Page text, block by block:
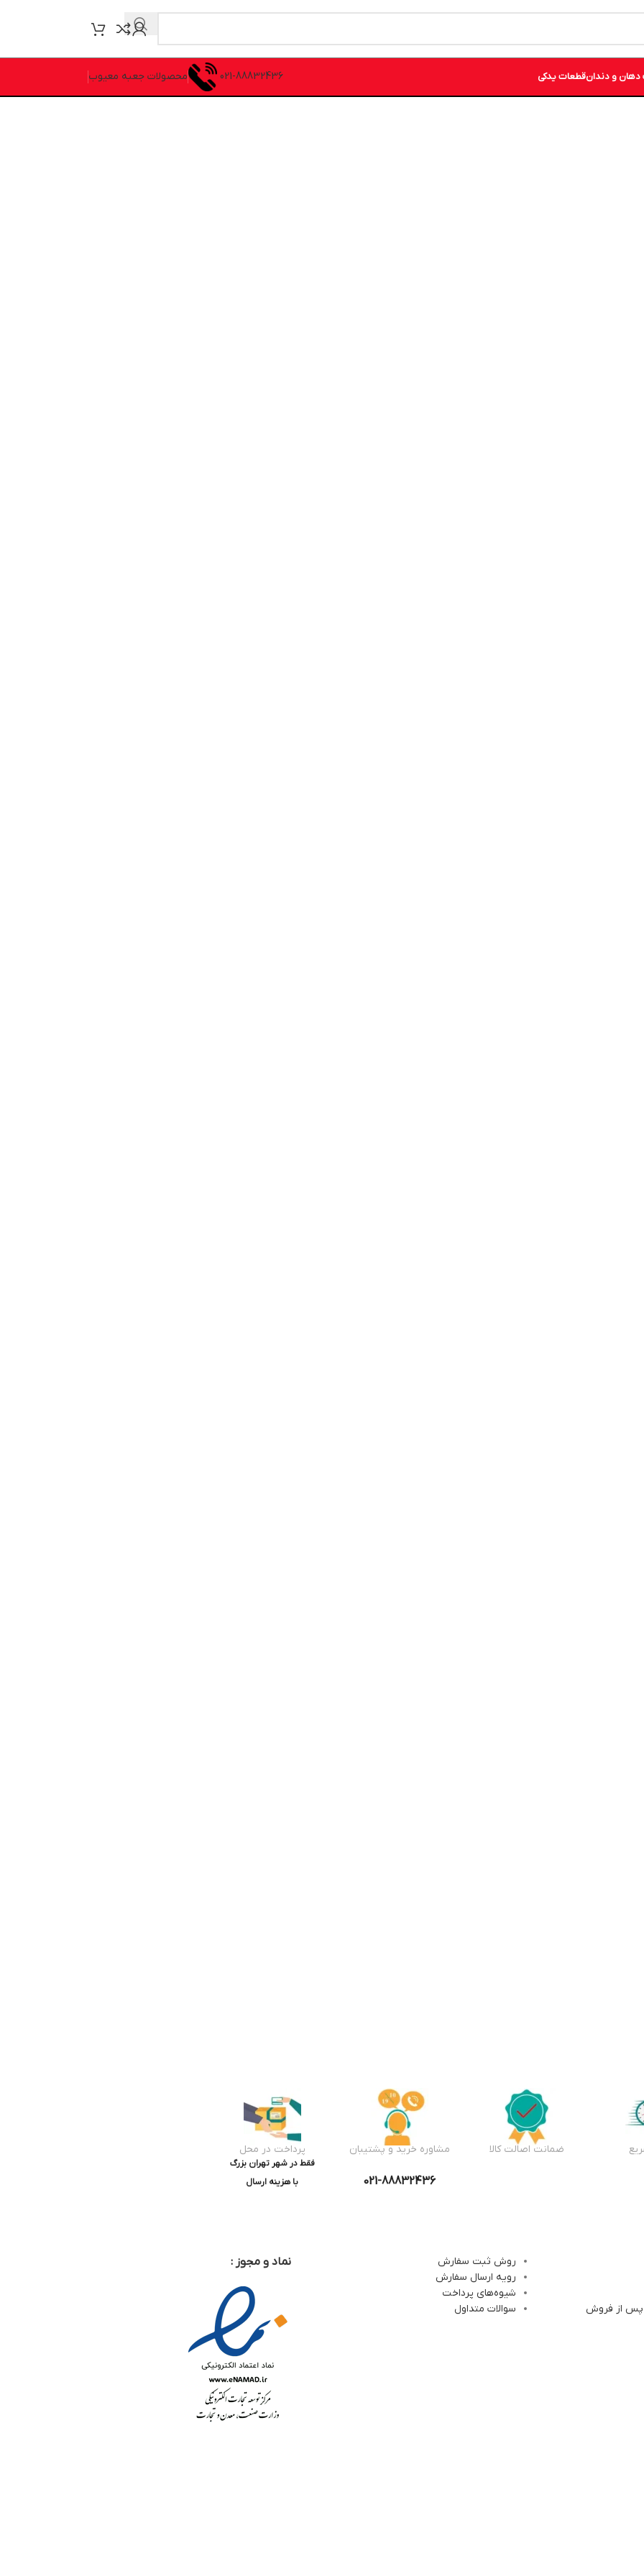
و دندانقطعات یدکی 021-88832436 محصولات جعبه معیوب
ضمانت اصالت کالا مشاوره خرید و پشتیبان
021-88832436
پرداخت در محل
فقط در شهر تهران بزرگ
با هزینه ارسال
پس از فروش
روش ثبت سفارش
رویه ارسال سفارش
شیوه‌های پرداخت
سوالات متداول
نماد و مجوز :